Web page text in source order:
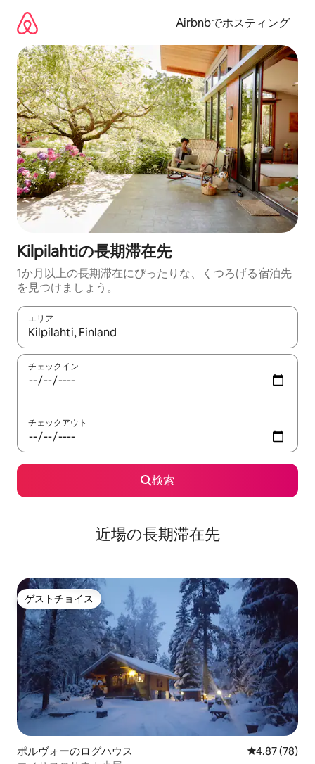
Airbnbでホスティング
Kilpilahtiの長期滞在先
1か月以上の長期滞在にぴったりな、くつろげる宿泊先
を見つけましょう。
エリア
検索結果が表示されたら、上下の矢印キーを使って移動するか
チェックイン
チェックアウト
検索
近場の長期滞在先
ゲストチョイス
ゲストチョイス
ポルヴォーのログハウス レビュー78
4.87 (78)